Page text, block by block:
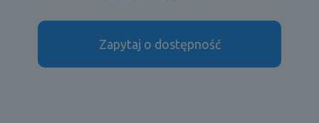
Zapytaj o dostępność